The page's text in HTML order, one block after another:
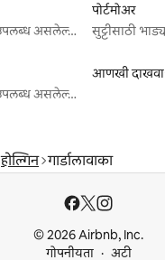
सुट्टीसाठी भाड्याने उपलब्ध असलेल्या जागा
पोर्टमोअर
सुट्टीसाठी भाड्याने उपलब्ध असलेल्या जागा
आणखी दाखवा
होल्गिन गार्डालावाका
© 2026 Airbnb, Inc.
गोपनीयता
अटी